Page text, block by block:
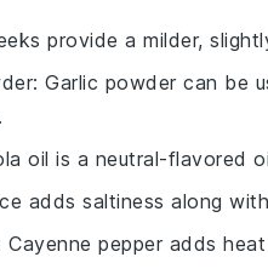
provide a milder,
: Garlic powder can be
oil is a neutral-flavored
adds saltiness along
Cayenne pepper adds